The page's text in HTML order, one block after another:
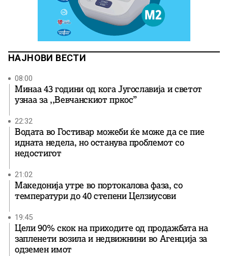
НАЈНОВИ ВЕСТИ
08:00
Минаа 43 години од кога Југославија и светот
узнаа за ,,Вевчанскиот пркос”
22:32
Водата во Гостивар можеби ќе може да се пие
идната недела, но останува проблемот со
недостигот
21:02
Македонија утре во портокалова фаза, со
температури до 40 степени Целзиусови
19:45
Цели 90% скок на приходите од продажбата на
запленети возила и недвижнини во Агенција за
одземен имот